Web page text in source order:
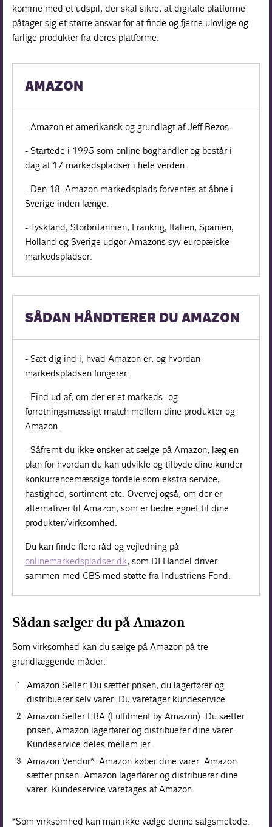
komme med et udspil, der skal sikre, at digitale platforme
påtager sig et større ansvar for at finde og fjerne ulovlige og
farlige produkter fra deres platforme.
AMAZON
- Amazon er amerikansk og grundlagt af Jeff Bezos.
- Startede i 1995 som online boghandler og består i
dag af 17 markedspladser i hele verden.
- Den 18. Amazon markedsplads forventes at åbne i
Sverige inden længe.
- Tyskland, Storbritannien, Frankrig, Italien, Spanien,
Holland og Sverige udgør Amazons syv europæiske
markedspladser.
SÅDAN HÅNDTERER DU AMAZON
- Sæt dig ind i, hvad Amazon er, og hvordan
markedspladsen fungerer.
- Find ud af, om der er et markeds- og
forretningsmæssigt match mellem dine produkter og
Amazon.
- Såfremt du ikke ønsker at sælge på Amazon, læg en
plan for hvordan du kan udvikle og tilbyde dine kunder
konkurrencemæssige fordele som ekstra service,
hastighed, sortiment etc. Overvej også, om der er
alternativer til Amazon, som er bedre egnet til dine
produkter/virksomhed.
Du kan finde flere råd og vejledning på
onlinemarkedspladser.dk, som DI Handel driver
sammen med CBS med støtte fra Industriens Fond.
Sådan sælger du på Amazon
Som virksomhed kan du sælge på Amazon på tre
grundlæggende måder:
Amazon Seller: Du sætter prisen, du lagerfører og
distribuerer selv varer. Du varetager kundeservice.
Amazon Seller FBA (Fulfilment by Amazon): Du sætter
prisen, Amazon lagerfører og distribuerer dine varer.
Kundeservice deles mellem jer.
Amazon Vendor*: Amazon køber dine varer. Amazon
sætter prisen. Amazon lagerfører og distribuerer dine
varer. Kundeservice varetages af Amazon.
*Som virksomhed kan man ikke vælge denne salgsmetode.